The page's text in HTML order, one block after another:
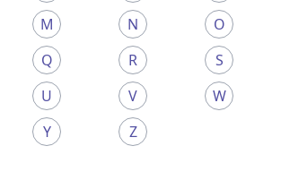
M
N O
Q
R S
U
V W
Y
Z